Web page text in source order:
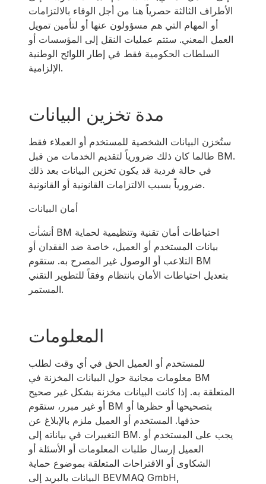
الأطراف الثالثة حصرياً هنا من أجل الوفاء بالالتزامات
أو المهام التي هم مسؤولون عنها أو لتأمين تمويل
العمل المعني. ستتم عمليات النقل إلى المؤسسات أو
السلطات الحكومية فقط في إطار اللوائح الوطنية
الإلزامية.
مدة تخزين البيانات
ستُخزن البيانات الشخصية للمستخدم أو العملاء فقط
طالما كان ذلك ضرورياً لتقديم الخدمات من قبل BM.
في حالة فردية قد يكون تخزين البيانات بعد ذلك
ضرورياً بسبب الالتزامات القانونية أو القانونية.
أمان البيانات
أنشأت BM احتياطات أمان تقنية وتنظيمية لحماية
بيانات المستخدم أو العميل، خاصة ضد الفقدان أو
التلاعب أو الوصول غير المصرح به. ستقوم BM
بتعديل احتياطات الأمان بانتظام وفقاً للتطوير التقني
المستمر.
المعلومات
للمستخدم أو العميل الحق في أي وقت لطلب
معلومات مجانية حول البيانات المخزنة في BM
المتعلقة به. إذا كانت البيانات مخزنة بشكل غير صحيح
أو غير مبرر، ستقوم BM بتصحيحها أو حظرها أو
حذفها. المستخدم أو العميل ملزم بالإبلاغ عن
التغييرات في بياناته إلى BM. يجب على المستخدم أو
العميل إرسال طلبات المعلومات أو الأسئلة أو
الشكاوى أو الاقتراحات المتعلقة بموضوع حماية
البيانات بالبريد إلى BEVMAQ GmbH,